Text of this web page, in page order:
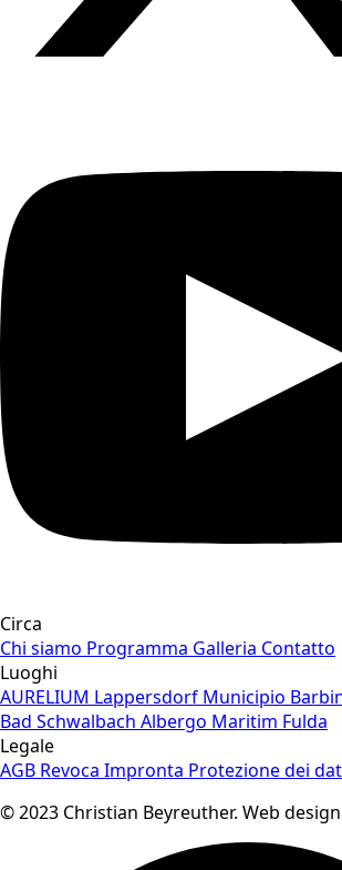
Circa
Chi siamo Programma Galleria Contatto
Luoghi
AURELIUM Lappersdorf Municipio
Bad Schwalbach Albergo Maritim Fulda
Legale
AGB Revoca Impronta Protezione dei
© 2023 Christian Beyreuther. Web